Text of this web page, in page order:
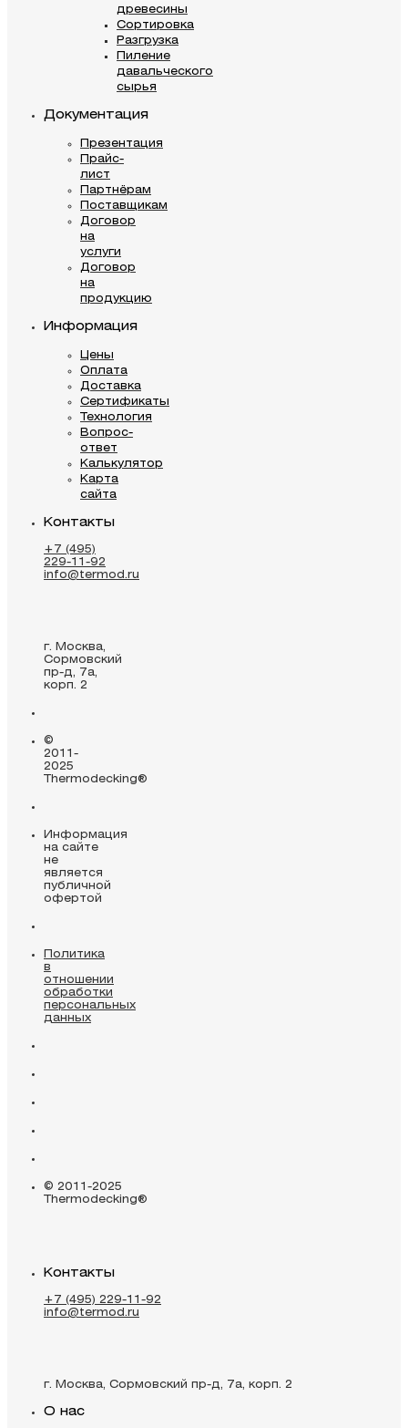
древесины
Сортировка
Разгрузка
Пиление
давальческого
сырья
Документация
Презентация
Прайс-
лист
Партнёрам
Поставщикам
Договор
на
услуги
Договор
на
продукцию
Информация
Цены
Оплата
Доставка
Сертификаты
Технология
Вопрос-
ответ
Калькулятор
Карта
сайта
Контакты
+7 (495)
229-11-92
info@termod.ru
г. Москва,
Сормовский
пр-д, 7а,
корп. 2
©
2011-
2025
Thermodecking®
Информация
на сайте
не
является
публичной
офертой
Политика
в
отношении
обработки
персональных
данных
© 2011-2025
Thermodecking®
Контакты
+7 (495) 229-11-92
info@termod.ru
г. Москва, Сормовский пр-д, 7а, корп. 2
О нас